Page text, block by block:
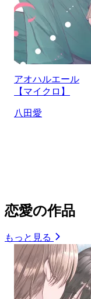
アオハルエール
【マイクロ】
八田愛
恋愛の作品
もっと見る